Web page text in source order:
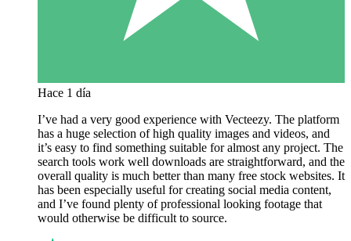
Hace 1 día
I’ve had a very good experience with Vecteezy. The platform
has a huge selection of high quality images and videos, and
it’s easy to find something suitable for almost any project. The
search tools work well downloads are straightforward, and the
overall quality is much better than many free stock websites. It
has been especially useful for creating social media content,
and I’ve found plenty of professional looking footage that
would otherwise be difficult to source.